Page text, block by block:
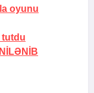
oyunu
tutdu